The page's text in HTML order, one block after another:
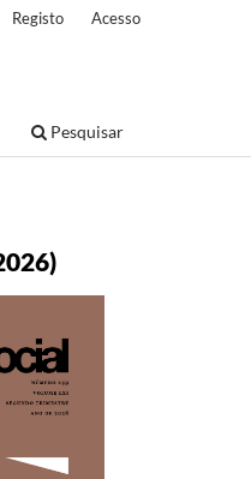
Pesquisar
Registo Acesso